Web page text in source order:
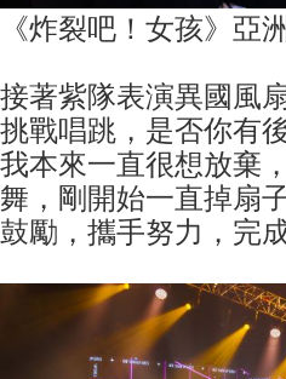
《炸裂吧！女孩》亞
接著紫隊表演異國風
挑戰唱跳，是否你有
我本來一直很想放棄
舞，剛開始一直掉扇
鼓勵，攜手努力，完